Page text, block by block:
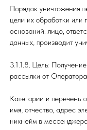
Порядок уничтожения
цели их обработки или
оснований: лицо,
данных, производит
3.1.1.8. Цель:
рассылки от
Категории и перечень
имя, отчество, адрес
никнейм в